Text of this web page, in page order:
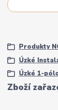
Zboží
Produkty
Úzké
Úzké 1-